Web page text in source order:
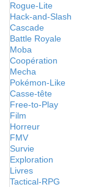
Rogue-Lite
Hack-and-Slash
Cascade
Battle Royale
Moba
Coopération
Mecha
Pokémon-Like
Casse-tête
Free-to-Play
Film
Horreur
FMV
Survie
Exploration
Livres
Tactical-RPG